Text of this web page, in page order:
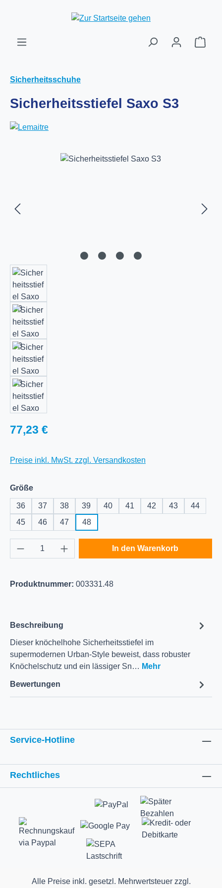
Zum Hauptinhalt springen
Sicherheitsschuhe
Sicherheitsstiefel Saxo S3
Bildergalerie überspringen
Regulärer Preis:
77,23 €
Preise inkl. MwSt. zzgl. Versandkosten
Größeauswählen
36 37 38 39 40 41 42 43
44
45
46 47 48
Produkt Anzahl: Gib den gewünschten
In den Warenkorb
Produktnummer: 003331.48
Beschreibung
Dieser knöchelhohe Sicherheitsstiefel im
supermodernen Urban-Style beweist, dass robuster
Knöchelschutz und ein lässiger Sn… Mehr
Bewertungen
Service-Hotline
Rechtliches
Alle Preise inkl. gesetzl. Mehrwertsteuer zzgl.